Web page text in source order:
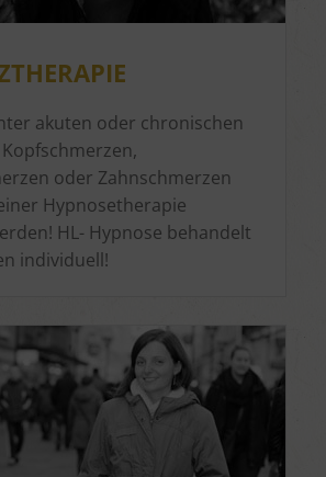
akuten oder chronischen
oder Zahnschmerzen
Hypnosetherapie
HL- Hypnose behandelt
individuell!